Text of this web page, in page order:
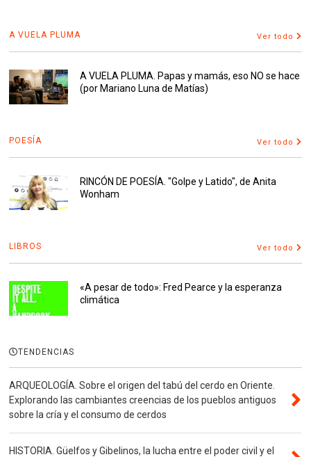
A VUELA PLUMA Ver todo
A VUELA PLUMA. Papas y mamás, eso NO se hace
(por Mariano Luna de Matías)
POESÍA Ver todo
RINCÓN DE POESÍA. "Golpe y Latido", de Anita
Wonham
LIBROS Ver todo
«A pesar de todo»: Fred Pearce y la esperanza
climática
TENDENCIAS
ARQUEOLOGÍA. Sobre el origen del tabú del cerdo en Oriente.
Explorando las cambiantes creencias de los pueblos antiguos
sobre la cría y el consumo de cerdos
HISTORIA. Güelfos y Gibelinos, la lucha entre el poder civil y el